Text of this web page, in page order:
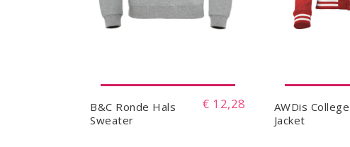
B&C Ronde Hals
Sweater
€ 12,28
AWDis College
Jacket